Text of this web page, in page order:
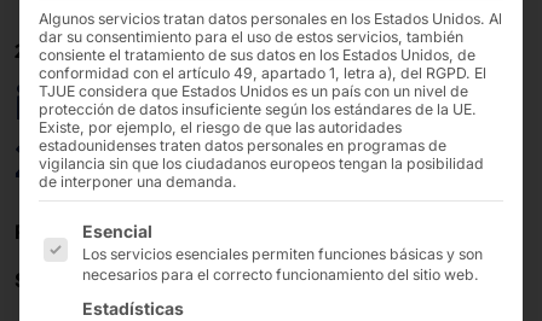
25/10/2022 - 27/10/2022 09 - 17:00
it-sa Expo&Congreso
2022
Recinto ferial de Núremberg
Stand
: 7-146 -Pabellón: 7
Algunos servicios tratan datos personales en los Estados Unidos. Al
dar su consentimiento para el uso de estos servicios, también
consiente el tratamiento de sus datos en los Estados Unidos, de
conformidad con el artículo 49, apartado 1, letra a), del RGPD. El
TJUE considera que Estados Unidos es un país con un nivel de
protección de datos insuficiente según los estándares de la UE.
Existe, por ejemplo, el riesgo de que las autoridades
estadounidenses traten datos personales en programas de
vigilancia sin que los ciudadanos europeos tengan la posibilidad
de interponer una demanda.
A continuación se enumeran los grupos de servicios
Esencial
Los servicios esenciales permiten funciones básicas y son
necesarios para el correcto funcionamiento del sitio web.
Estadísticas